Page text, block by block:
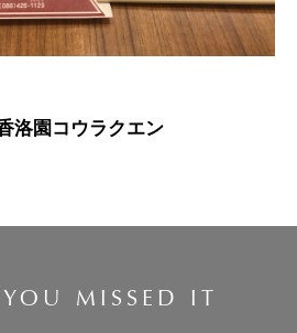
洛園コウラクエン
MISSED IT